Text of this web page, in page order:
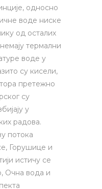
односно
воде ниске
од осталих
термални
воде у
су кисели,
претежно
су
у
радова.
потока
Горушице и
истичу се
Очна вода и